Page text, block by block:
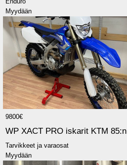
Myydään
9800€
WP XACT PRO iskarit KTM 85:n
Tarvikkeet ja varaosat
Myydään